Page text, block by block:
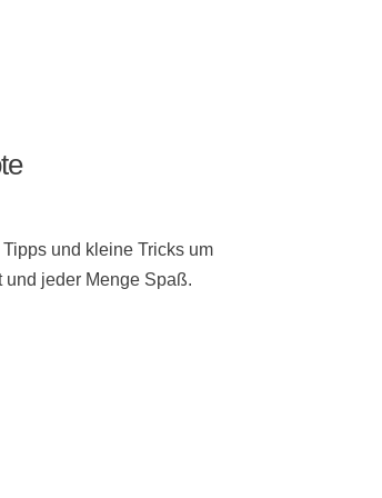
und kleine Tricks um
jeder Menge Spaß.